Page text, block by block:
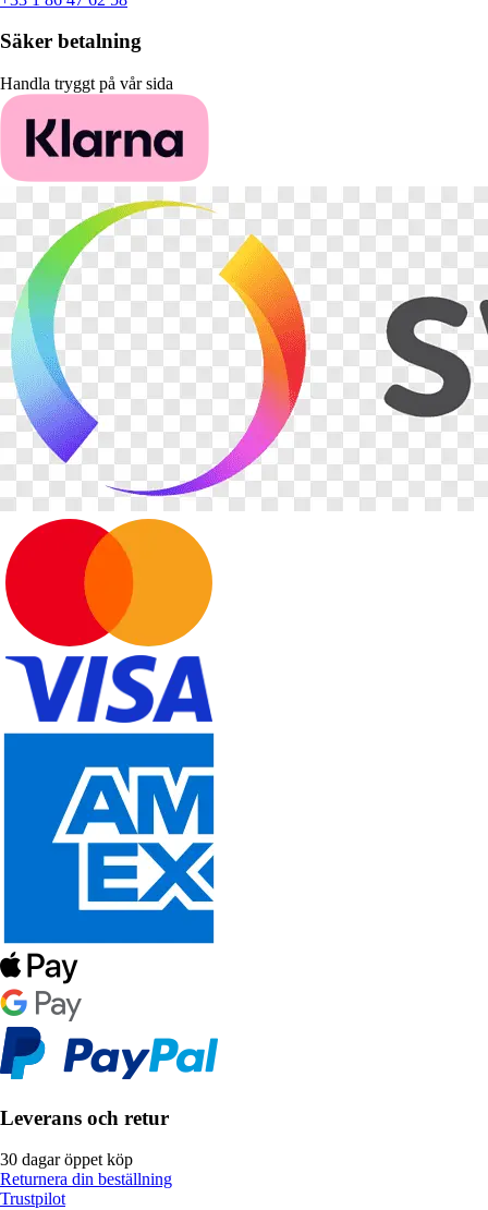
Säker betalning
Handla tryggt på vår sida
Leverans och retur
30 dagar öppet köp
Returnera din beställning
Trustpilot